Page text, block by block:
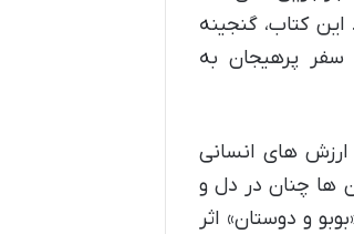
کتاب، گنجینه
پرهیجان به
ارزش های انسانی
ها چنان در دل و
و دوستان» اثر